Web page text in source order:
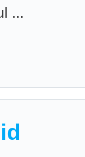
...